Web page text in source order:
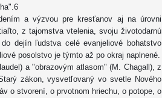
a výzvou pre kresťanov aj na úrovni
z tajomstva vtelenia, svoju životodarnú
dejín ľudstva celé evanjeliové bohatstvo
posolstvo je týmto až po okraj naplnené.
a "obrazovým atlasom" (M. Chagall), z
zákon, vysvetľovaný vo svetle Nového
o stvorení, o prvotnom hriechu, o potope, o